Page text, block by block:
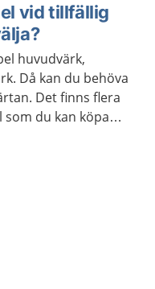
vid tillfällig
huvudvärk,
Då kan du behöva
Det finns flera
du kan köpa